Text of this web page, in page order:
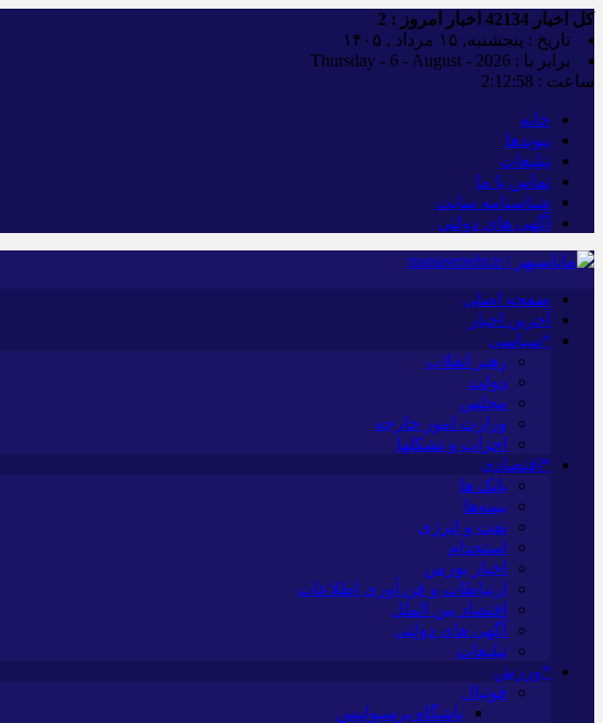
کل اخبار اخبار امروز : 2
تاریخ : پنجشنبه, ۱۵ مرداد , ۱۴۰۵
برابر با : Thursday - 6 - August - 2026
ساعت : 2:12:59
خانه
پیوندها
تبلیغات
تماس با ما
شناسنامه سایت
آگهی های دولتی
صفحه اصلی
آخرین اخبار
*سیاسی
رهبر انقلاب
دولت
مجلس
وزارت امور خارجه
احزاب و تشکلها
*اقتصادی
بانک ها
بیمه‌ها
نفت و انرژی
استخدام
اخبار بورس
ارتباطات و فن آوری اطلاعات
اقتصاد بین الملل
آگهی های دولتی
تبلیغات
*ورزش
فوتبال
باشگاه پرسپولیس